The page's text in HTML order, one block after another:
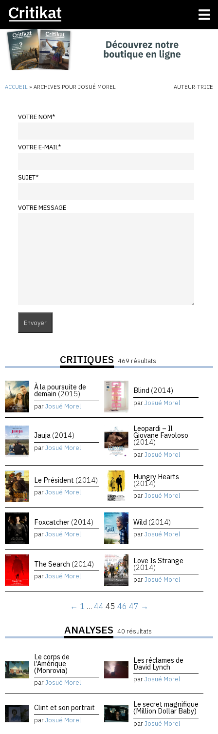
ACCUEIL » ARCHIVES POUR JOSUÉ MOREL AUTEUR·TRICE
VOTRE NOM*
VOTRE E-MAIL*
SUJET*
VOTRE MESSAGE
CRITIQUES 469 résultats
À la poursuite de
demain (2015)
parJosué Morel
Blind (2014)
parJosué Morel
Jauja (2014)
parJosué Morel
Leopardi – Il
Giovane Favoloso
(2014)
parJosué Morel
Le Président (2014)
parJosué Morel
Hungry Hearts
(2014)
parJosué Morel
Foxcatcher (2014)
parJosué Morel
Wild (2014)
parJosué Morel
The Search (2014)
parJosué Morel
Love Is Strange
(2014)
parJosué Morel
← 1 … 44 45 46 47 →
ANALYSES 40 résultats
Le corps de
l’Amérique
(Monrovia)
parJosué Morel
Les réclames de
David Lynch
parJosué Morel
Clint et son portrait
parJosué Morel
Le secret magnifique
(Million Dollar Baby)
parJosué Morel